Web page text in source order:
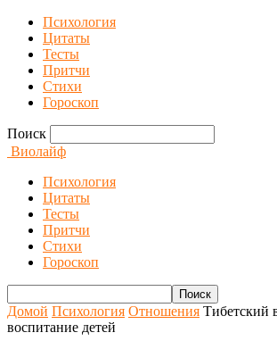
Психология
Цитаты
Тесты
Притчи
Стихи
Гороскоп
Поиск
Виолайф
Психология
Цитаты
Тесты
Притчи
Стихи
Гороскоп
Домой Психология Отношения Тибетский
воспитание детей